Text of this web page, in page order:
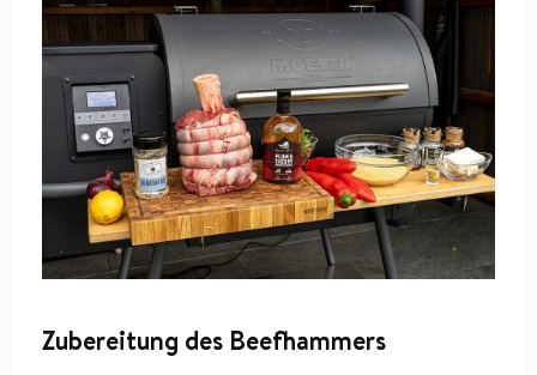
Zubereitung des Beefhammers